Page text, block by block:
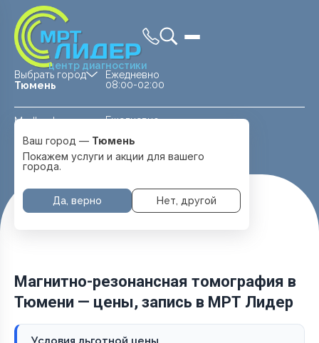
центр диагностики
Выбрать город
Тюмень
Medland —
Тюмень
Ежедневно
08:00-02:00
Ежедневно
Перейти
Ваш город — Тюмень
Покажем услуги и акции для вашего
города.
Да, верно Нет, другой
Главная Услуги и цены
Магнитно-резонансная томография в
Тюмени — цены, запись в МРТ Лидер